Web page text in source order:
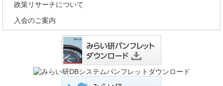
政策リサーチについて
入会のご案内